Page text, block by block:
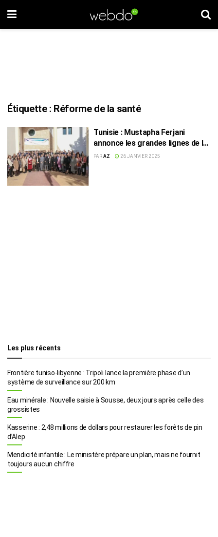
Étiquette : Réforme de la santé
Tunisie : Mustapha Ferjani
annonce les grandes lignes de la
réforme de la santé
PARAZ 26 JANVIER 2025
Les plus récents
Frontière tuniso-libyenne : Tripoli lance la première phase d’un
système de surveillance sur 200 km
Eau minérale : Nouvelle saisie à Sousse, deux jours après celle des
grossistes
Kasserine : 2,48 millions de dollars pour restaurer les forêts de pin
d’Alep
Mendicité infantile : Le ministère prépare un plan, mais ne fournit
toujours aucun chiffre